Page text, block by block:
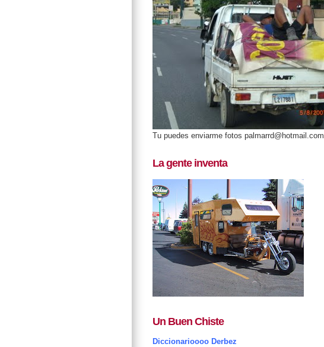
Tu puedes enviarme fotos palmarrd@hotmail.com
La gente inventa
Un Buen Chiste
Diccionarioooo Derbez